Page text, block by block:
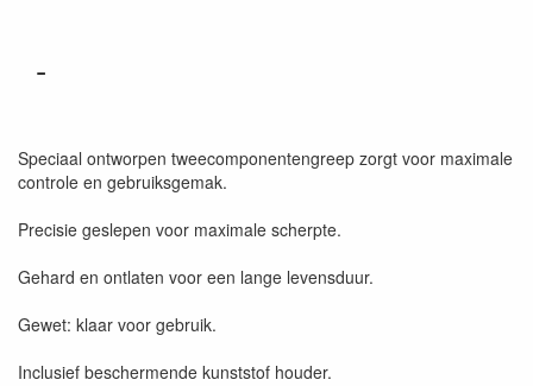
-
Speciaal ontworpen tweecomponentengreep zorgt voor maximale
controle en gebruiksgemak.
Precisie geslepen voor maximale scherpte.
Gehard en ontlaten voor een lange levensduur.
Gewet: klaar voor gebruik.
Inclusief beschermende kunststof houder.